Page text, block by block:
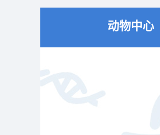
动物中心